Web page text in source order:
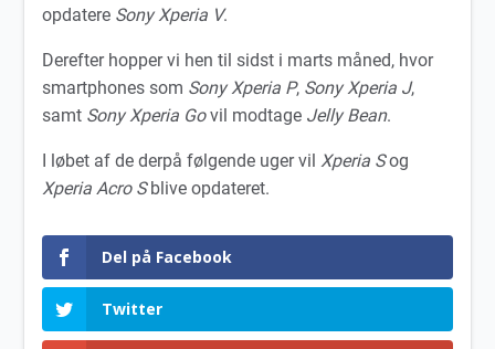
opdatere Sony Xperia V.
Derefter hopper vi hen til sidst i marts måned, hvor
smartphones som Sony Xperia P, Sony Xperia J,
samt Sony Xperia Govil modtage Jelly Bean.
I løbet af de derpå følgende uger vilXperia Sog
Xperia Acro Sblive opdateret.
Del på Facebook
Twitter